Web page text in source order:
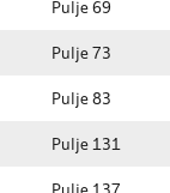
Pulje 69
Pulje 73
Pulje 83
Pulje 131